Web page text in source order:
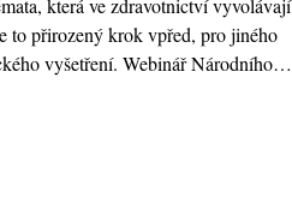
to přirozený krok vpřed, pro jiného
vyšetření. Webinář Národního